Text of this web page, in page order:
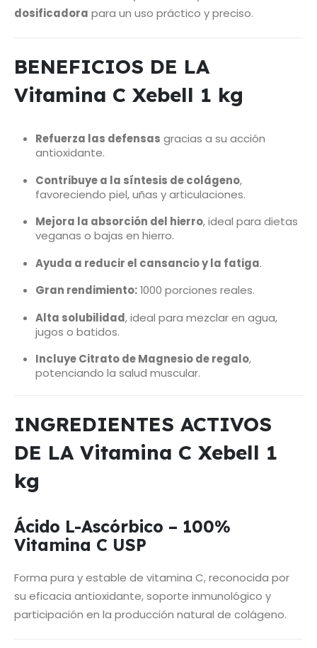
dosificadora para un uso práctico y preciso.
BENEFICIOS DE LA
Vitamina C Xebell 1 kg
Refuerza las defensas gracias a su acción
antioxidante.
Contribuye a la síntesis de colágeno,
favoreciendo piel, uñas y articulaciones.
Mejora la absorción del hierro, ideal para dietas
veganas o bajas en hierro.
Ayuda a reducir el cansancio y la fatiga.
Gran rendimiento:1000 porciones reales.
Alta solubilidad, ideal para mezclar en agua,
jugos o batidos.
Incluye Citrato de Magnesio de regalo,
potenciando la salud muscular.
INGREDIENTES ACTIVOS
DE LA Vitamina C Xebell 1
kg
Ácido L-Ascórbico – 100%
Vitamina C USP
Forma pura y estable de vitamina C, reconocida por
su eficacia antioxidante, soporte inmunológico y
participación en la producción natural de colágeno.